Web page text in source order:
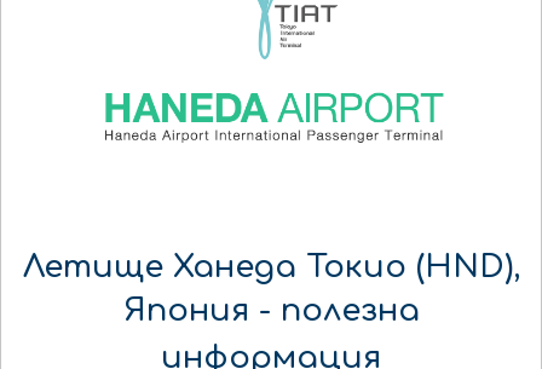
Летище Ханеда Токио (HND),
Япония - полезна
информация